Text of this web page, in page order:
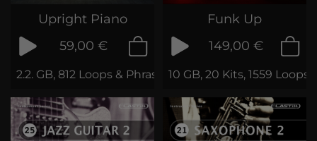
Upright Piano
59,00 €
2.2. GB, 812 Loops & Phrases
Funk Up
149,00 €
10 GB, 20 Kits, 1559 Loops